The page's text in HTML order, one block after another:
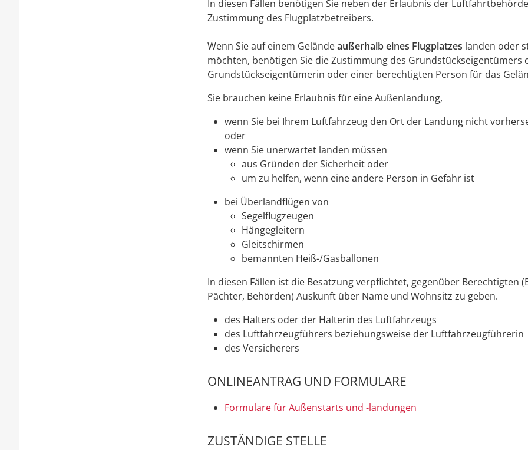
In diesen Fällen benötigen Sie neben der Erlaubnis der
Zustimmung des Flugplatzbetreibers.
Wenn Sie auf einem Geländeaußerhalb eines Flugplatzes landen oder
möchten, benötigen Sie die Zustimmung des Grundstückseigentümers
Grundstückseigentümerin oder einer berechtigten Person für das
Sie brauchen keine Erlaubnis für eine Außenlandung,
wenn Sie bei Ihrem Luftfahrzeug den Ort der Landung nicht
oder
wenn Sie unerwartet landen müssen
aus Gründen der Sicherheit oder
um zu helfen, wenn eine andere Person in Gefahr ist
bei Überlandflügen von
Segelflugzeugen
Hängegleitern
Gleitschirmen
bemannten Heiß-/Gasballonen
In diesen Fällen ist die Besatzung verpflichtet, gegenüber Berechtigten
Pächter, Behörden) Auskunft über Name und Wohnsitz zu geben.
des Halters oder der Halterin des Luftfahrzeugs
des Luftfahrzeugführers beziehungsweise der Luftfahrzeugführerin
des Versicherers
ONLINEANTRAG UND FORMULARE
Formulare für Außenstarts und -landungen
ZUSTÄNDIGE STELLE